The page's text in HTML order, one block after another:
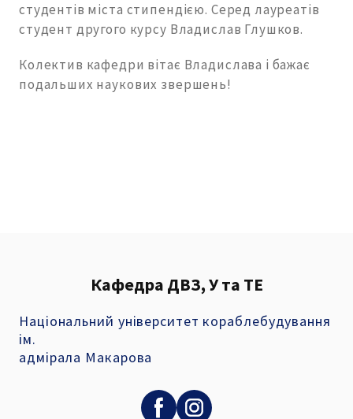
студентів міста стипендією. Серед лауреатів
студент другого курсу Владислав Глушков.
Колектив кафедри вітає Владислава і бажає
подальших наукових звершень!
Кафедра ДВЗ, У та ТЕ
Національний університет кораблебудування
ім.
адмірала Макарова